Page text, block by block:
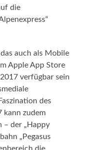
die
auch als Mobile
Apple App Store
verfügbar sein
des
kann zudem
– der „Happy
„Pegasus